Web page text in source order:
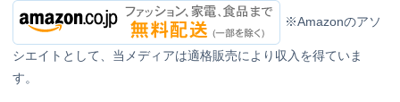
※Amazonのアソ
シエイトとして、当メディアは適格販売により収入を得ていま
す。